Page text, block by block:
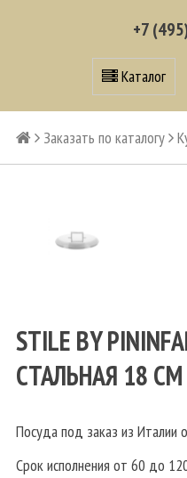
+7
Каталог
Заказать по каталогу
STILE BY
СТАЛЬНАЯ 18 СМ
Посуда под заказ из Италии
Срок исполнения от 60 до